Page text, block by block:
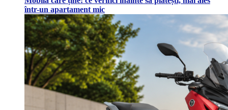
într-un apartament mic